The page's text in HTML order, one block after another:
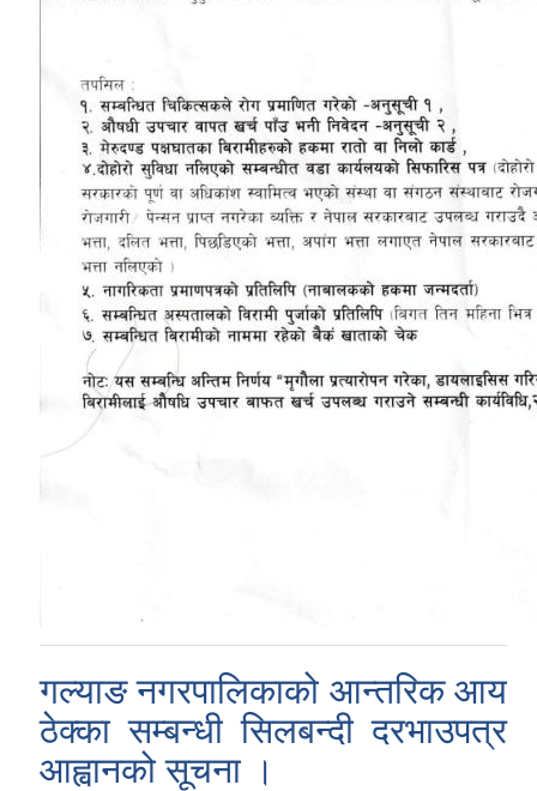
गल्याङ नगरपालिकाको आन्तरिक आय
ठेक्का सम्बन्धी सिलबन्दी दरभाउपत्र
आह्वानको सूचना ।